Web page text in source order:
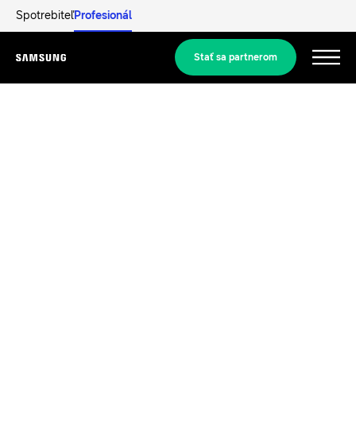
SpotrebiteľProfesionál
Menu
Stať sa partnerom